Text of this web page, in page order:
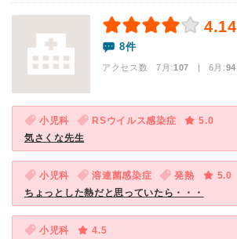
4.14
8件
アクセス数 7月:107 | 6月:94
小児科 RSウイルス感染症
5.0
気さくな先生
小児科 溶連菌感染症 発熱
5.0
ちょっとした熱だと思っていたら・・・
小児科
4.5